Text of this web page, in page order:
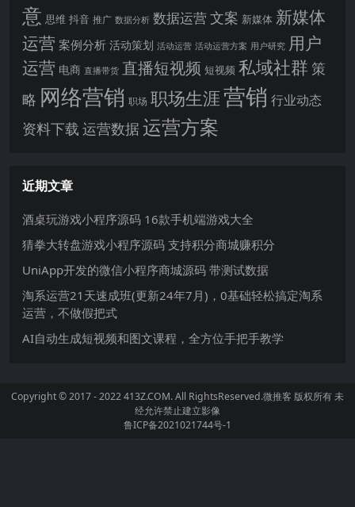
意 思维 抖音 推广 数据分析 数据运营 文案 新媒体 新媒体
运营 案例分析 活动策划 活动运营 活动运营方案 用户研究 用户
运营 电商 直播带货 直播短视频 短视频 私域社群 策
略 网络营销 职场 职场生涯营销 行业动态
资料下载 运营数据运营方案
近期文章
酒桌玩游戏小程序源码 16款手机端游戏大全
猜拳大转盘游戏小程序源码 支持积分商城赚积分
UniApp开发的微信小程序商城源码 带测试数据
淘系运营21天速成班(更新24年7月)，0基础轻松搞定淘系
运营，不做假把式
AI自动生成短视频和图文课程，全方位手把手教学
Copyright © 2017 - 2022 413Z.COM. All RightsReserved.微推客 版权所有 未
经允许禁止建立影像
鲁ICP备2021021744号-1